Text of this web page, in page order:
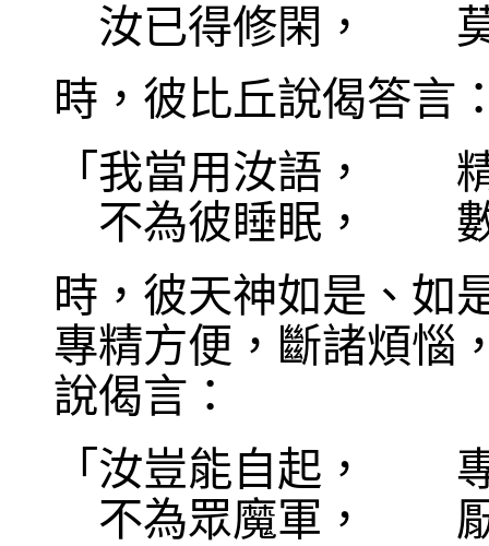
汝已得修閑， 莫
時，彼比丘說偈答言
「我當用汝語，
不為彼睡眠， 數
時，彼天神如是、如
專精方便，斷諸煩惱
說偈言：
「汝豈能自起，
不為眾魔軍， 厭